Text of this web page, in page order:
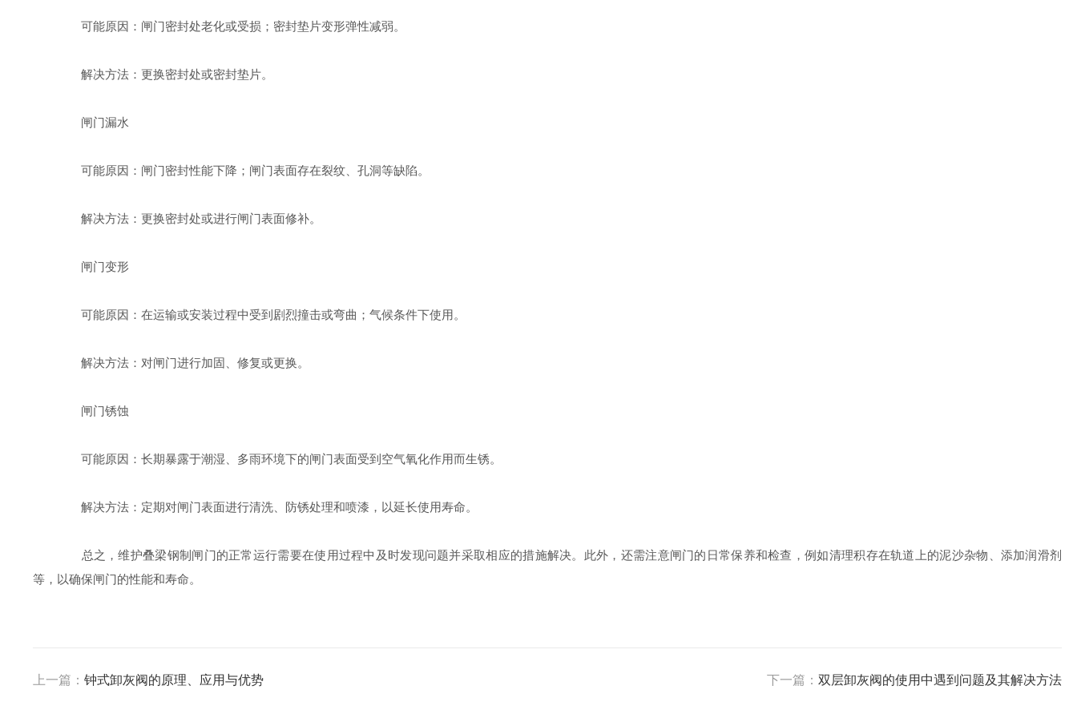
可能原因：闸门密封处老化或受损；密封垫片变形弹性减弱。
解决方法：更换密封处或密封垫片。
闸门漏水
可能原因：闸门密封性能下降；闸门表面存在裂纹、孔洞等缺陷。
解决方法：更换密封处或进行闸门表面修补。
闸门变形
可能原因：在运输或安装过程中受到剧烈撞击或弯曲；气候条件下使用。
解决方法：对闸门进行加固、修复或更换。
闸门锈蚀
可能原因：长期暴露于潮湿、多雨环境下的闸门表面受到空气氧化作用而生锈。
解决方法：定期对闸门表面进行清洗、防锈处理和喷漆，以延长使用寿命。
总之，维护叠梁钢制闸门的正常运行需要在使用过程中及时发现问题并采取相应的措施解决。此外，还需注意闸门的日常保养和检查，例如清理积存在轨道上的泥沙杂物、添加润滑剂
等，以确保闸门的性能和寿命。
上一篇： 钟式卸灰阀的原理、应用与优势 下一篇：双层卸灰阀的使用中遇到问题及其解决方法